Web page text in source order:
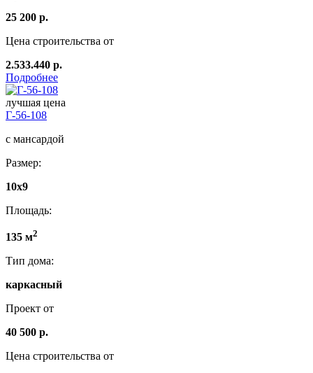
25 200 р.
Цена строительства от
2.533.440 р.
Подробнее
лучшая цена
Г-56-108
с мансардой
Размер:
10x9
Площадь:
135 м2
Тип дома:
каркасный
Проект от
40 500 р.
Цена строительства от